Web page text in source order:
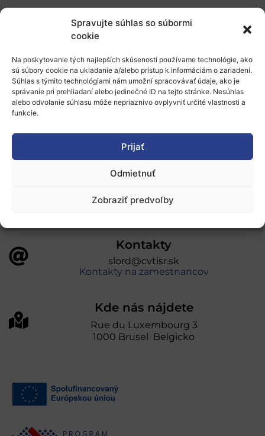
Spravujte súhlas so súbormi
cookie
Na poskytovanie tých najlepších skúseností používame technológie, ako
sú súbory cookie na ukladanie a/alebo prístup k informáciám o zariadení.
Súhlas s týmito technológiami nám umožní spracovávať údaje, ako je
správanie pri prehliadaní alebo jedinečné ID na tejto stránke. Nesúhlas
alebo odvolanie súhlasu môže nepriaznivo ovplyvniť určité vlastnosti a
funkcie.
Prijať
Odmietnuť
Zobraziť predvoľby
Financovanie a podpora
Stáže a pobyty
Novinky
Ochrana osobných údajov
„Projekt SK4ERA II je spolufinancovaný Európskou
úniou v rámci Programu Slovensko. Portál
prevádzkuje Centrum vedecko-technických
Kontakty
slord@cvtisr.sk
Kontakty na zamestnancov
Kde nás nájdete
Rue du Luxembourg 3
1000 Brusel Belgicko